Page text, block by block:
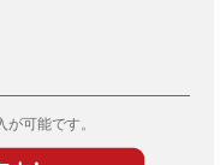
可能です。